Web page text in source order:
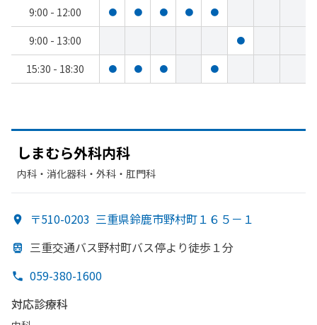
9:00 - 12:00
● ● ● ● ●
9:00 - 13:00 ●
15:30 - 18:30 ● ● ● ●
しまむら外科内科
内科・​消化器科・​外科・​肛門科
〒510-0203 三重県鈴鹿市野村町１６５－１
三重交通バス野村町バス停より徒歩１分
059-380-1600
対応診療科